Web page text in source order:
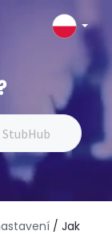
/ Jak